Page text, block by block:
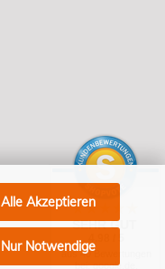
Alle Akzeptieren
Nur Notwendige
SEHR GUT
aus 40 Bewertungen
bei: google.de,